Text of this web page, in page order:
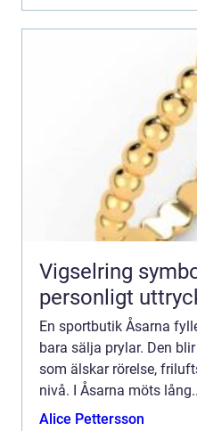
Vigselring symbol, hantverk och
personligt
En sportbutik Åsarna
bara sälja prylar. Den
som älskar rörelse,
nivå. I Åsarna möts
Alice Pettersson